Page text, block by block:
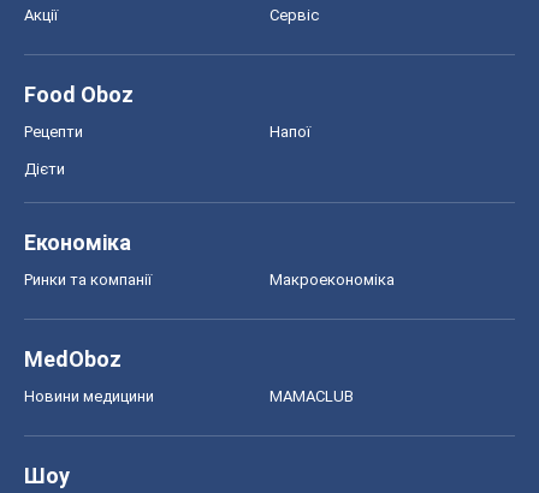
Акції Сервіс
Food Oboz
Рецепти Напої
Дієти
Економіка
Ринки та компанії Макроекономіка
MedOboz
Новини медицини MAMACLUB
Шоу